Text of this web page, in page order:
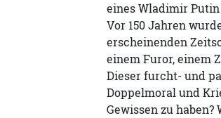
eines Wladimir
Vor 150 Jahren
erscheinenden
einem Furor, einem
Dieser furcht- und
Doppelmoral und
Gewissen zu